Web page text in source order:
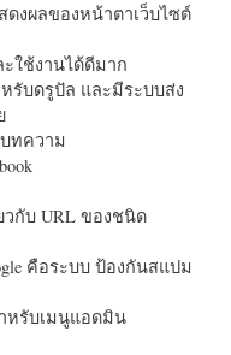
งผลของหน้าตาเว็บไซต์
ใช้งานได้ดีมาก
หรับดรูปัล และมีระบบส่ง
ทความ
กับ URL ของชนิด
คือระบบ ป้องกันสแปม
หรับเมนูแอดมิน